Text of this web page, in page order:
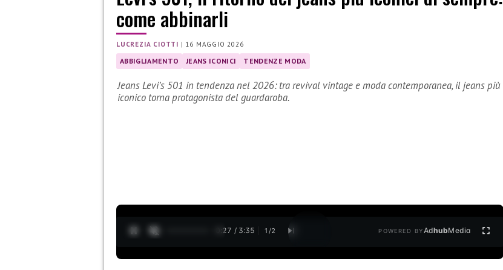
come abbinarli
LUCREZIA CIOTTI | 16 MAGGIO 2026
ABBIGLIAMENTO JEANS ICONICI TENDENZE MODA
Jeans Levi’s 501 in tendenza nel 2026: tra revival vintage e moda contemporanea, il jeans più
iconico torna protagonista del guardaroba.
0:27 / 3:35 1 /2 POWERED BYAdhubMedia